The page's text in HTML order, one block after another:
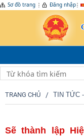
Sơ đồ trang Đăng nhập
TRANG CHỦ TIN TỨC
Sẽ thành lập